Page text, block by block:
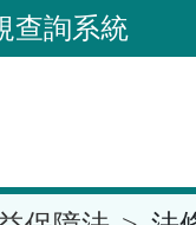
查詢系統